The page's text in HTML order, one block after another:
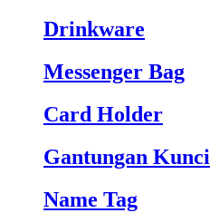
Drinkware
Messenger Bag
Card Holder
Gantungan Kunci
Name Tag